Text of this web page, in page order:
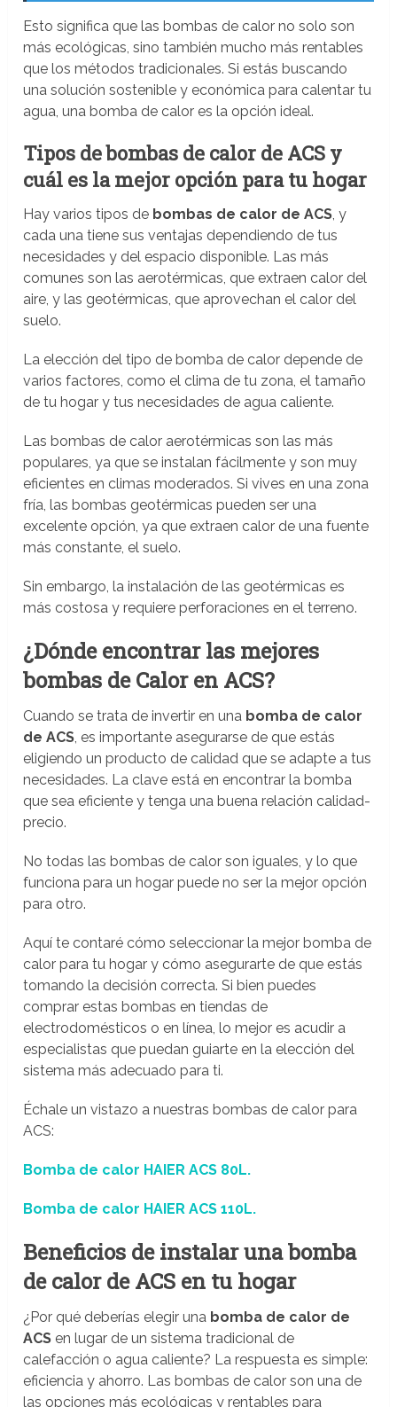
Esto significa que las bombas de calor no solo son
más ecológicas, sino también mucho más rentables
que los métodos tradicionales. Si estás buscando
una solución sostenible y económica para calentar tu
agua, una bomba de calor es la opción ideal.
Tipos de bombas de calor de ACS y
cuál es la mejor opción para tu hogar
Hay varios tipos de bombas de calor de ACS, y
cada una tiene sus ventajas dependiendo de tus
necesidades y del espacio disponible. Las más
comunes son las aerotérmicas, que extraen calor del
aire, y las geotérmicas, que aprovechan el calor del
suelo.
La elección del tipo de bomba de calor depende de
varios factores, como el clima de tu zona, el tamaño
de tu hogar y tus necesidades de agua caliente.
Las bombas de calor aerotérmicas son las más
populares, ya que se instalan fácilmente y son muy
eficientes en climas moderados. Si vives en una zona
fría, las bombas geotérmicas pueden ser una
excelente opción, ya que extraen calor de una fuente
más constante, el suelo.
Sin embargo, la instalación de las geotérmicas es
más costosa y requiere perforaciones en el terreno.
¿Dónde encontrar las mejores
bombas de Calor en ACS?
Cuando se trata de invertir en una bomba de calor
de ACS, es importante asegurarse de que estás
eligiendo un producto de calidad que se adapte a tus
necesidades. La clave está en encontrar la bomba
que sea eficiente y tenga una buena relación calidad-
precio.
No todas las bombas de calor son iguales, y lo que
funciona para un hogar puede no ser la mejor opción
para otro.
Aquí te contaré cómo seleccionar la mejor bomba de
calor para tu hogar y cómo asegurarte de que estás
tomando la decisión correcta. Si bien puedes
comprar estas bombas en tiendas de
electrodomésticos o en línea, lo mejor es acudir a
especialistas que puedan guiarte en la elección del
sistema más adecuado para ti.
Échale un vistazo a nuestras bombas de calor para
ACS:
Bomba de calor HAIER ACS 80L.
Bomba de calor HAIER ACS 110L.
Beneficios de instalar una bomba
de calor de ACS en tu hogar
¿Por qué deberías elegir una bomba de calor de
ACS en lugar de un sistema tradicional de
calefacción o agua caliente? La respuesta es simple:
eficiencia y ahorro. Las bombas de calor son una de
las opciones más ecológicas y rentables para